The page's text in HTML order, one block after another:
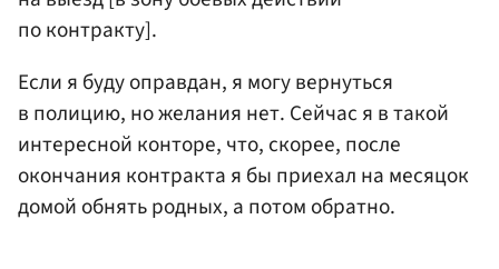
по контракту].
Если я буду оправдан, я могу вернуться
в полицию, но желания нет. Сейчас я в такой
интересной конторе, что, скорее, после
окончания контракта я бы приехал на месяцок
домой обнять родных, а потом обратно.